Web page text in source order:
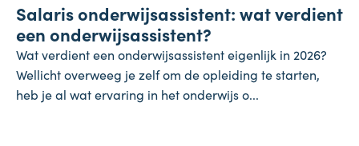
24 juli 2026
Salaris onderwijsassistent: wat verdient
een onderwijsassistent?
Wat verdient een onderwijsassistent eigenlijk in 2026?
Wellicht overweeg je zelf om de opleiding te starten,
heb je al wat ervaring in het onderwijs o...